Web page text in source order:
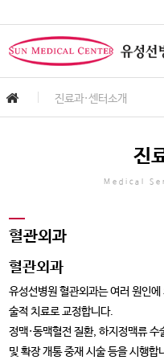
진료과·센터소개
진
Medical
혈관외과
혈관외과
유성선병원 혈관외과는 여러 원인
술적 치료로 교정합니다.
정맥·동맥혈전 질환, 하지정맥류
및 확장 개통 중재 시술 등을 시행합